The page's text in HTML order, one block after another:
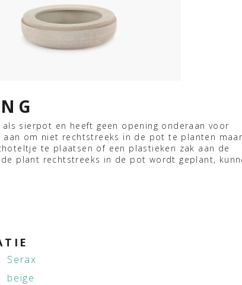
sierpot en heeft geen opening onderaan voor
aan om niet rechtstreeks in de pot te planten
te plaatsen of een plastieken zak aan de
plant rechtstreeks in de pot wordt geplant,
Serax
beige